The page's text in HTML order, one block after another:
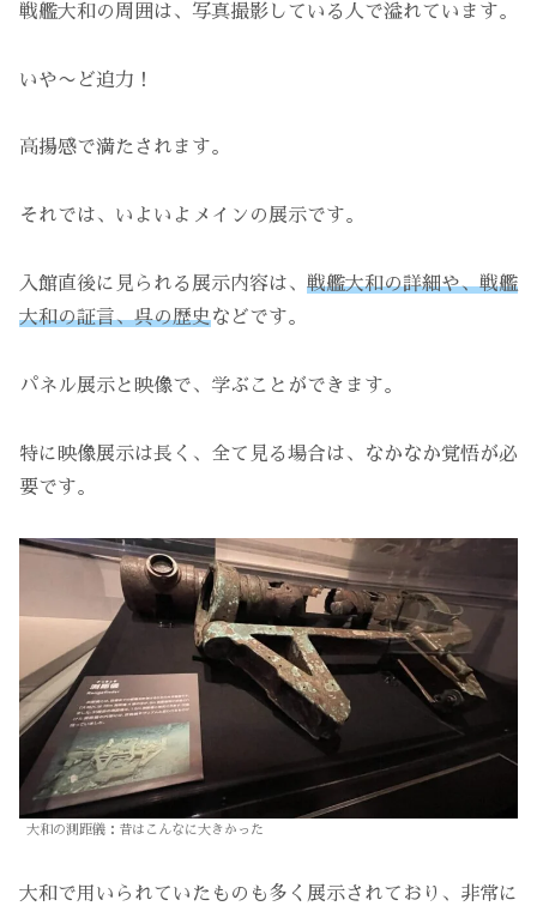
戦艦大和の周囲は、写真撮影している人で溢れています。
いや〜ど迫力！
高揚感で満たされます。
それでは、いよいよメインの展示です。
入館直後に見られる展示内容は、 戦艦大和の詳細や、戦艦
大和の証言、呉の歴史などです。
パネル展示と映像で、学ぶことができます。
特に映像展示は長く、全て見る場合は、なかなか覚悟が必
要です。
大和の測距儀：昔はこんなに大きかった
大和で用いられていたものも多く展示されており、非常に